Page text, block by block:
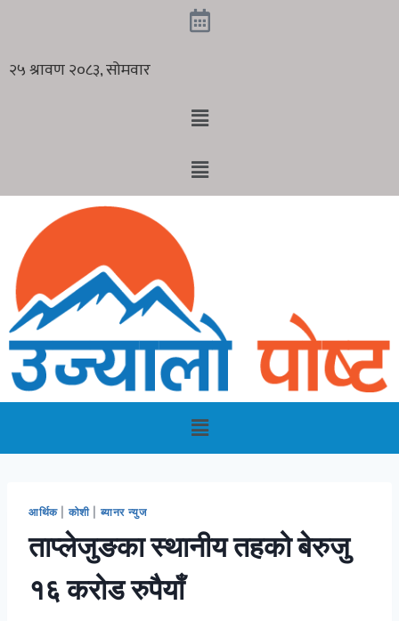
आर्थिक| कोशी| ब्यानर न्युज
ताप्लेजुङका स्थानीय तहको बेरुजु
१६ करोड रुपैयाँ